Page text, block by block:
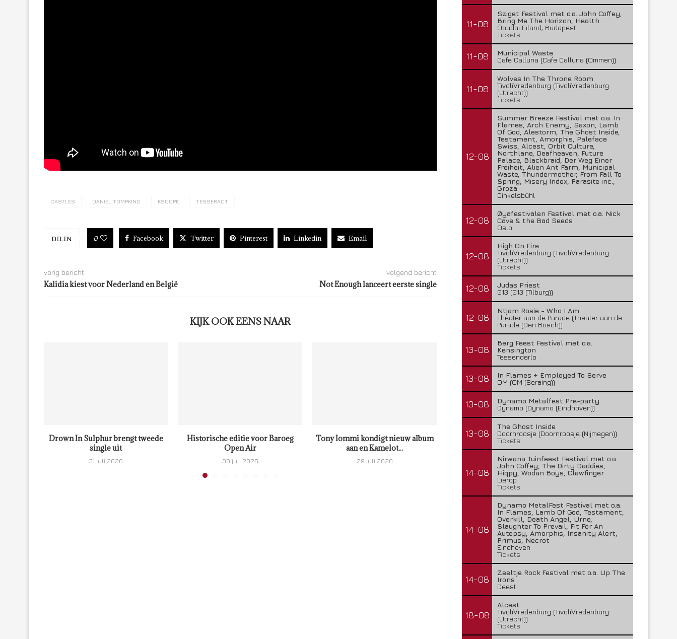
CASTLES DANIEL TOMPKIND KSCOPE TESSERACT
DELEN 0 Facebook Twitter Pinterest Linkedin Email
vorig bericht
Kalidia kiest voor Nederland en België
volgend bericht
Not Enough lanceert eerste single
KIJK OOK EENS NAAR
Drown In Sulphur brengt tweede
single uit
31 juli 2026
Historische editie voor Baroeg
Open Air
30 juli 2026
Tony Iommi kondigt nieuw album
aan en Kamelot...
29 juli 2026
Half Me, Selfmachine en Electric
Callboy presenteren nieuwe...
29 juli 2026
Temic brengt nieuwe
28 juli 2026
11-08
Sziget Festival met o.a. John Coffey,
Bring Me The Horizon, Health
Óbudai Eiland, Budapest
Tickets
11-08
Municipal Waste
Cafe Calluna (Cafe Calluna (Ommen))
11-08
Wolves In The Throne Room
TivoliVredenburg (TivoliVredenburg
(Utrecht))
Tickets
12-08
Summer Breeze Festival met o.a. In
Flames, Arch Enemy, Saxon, Lamb
Of God, Alestorm, The Ghost Inside,
Testament, Amorphis, Paleface
Swiss, Alcest, Orbit Culture,
Northlane, Deafheaven, Future
Palace, Blackbraid, Der Weg Einer
Freiheit, Alien Ant Farm, Municipal
Waste, Thundermother, From Fall To
Spring, Misery Index, Parasite inc.,
Groza
Dinkelsbühl
12-08
Øyafestivalen Festival met o.a. Nick
Cave & the Bad Seeds
Oslo
12-08
High On Fire
TivoliVredenburg (TivoliVredenburg
(Utrecht))
Tickets
12-08
Judas Priest
013 (013 (Tilburg))
12-08
Ntjam Rosie - Who I Am
Theater aan de Parade (Theater aan de
Parade (Den Bosch))
13-08
Berg Feest Festival met o.a.
Kensington
Tessenderlo
13-08
In Flames + Employed To Serve
OM (OM (Seraing))
13-08
Dynamo Metalfest Pre-party
Dynamo (Dynamo (Eindhoven))
13-08
The Ghost Inside
Doornroosje (Doornroosje (Nijmegen))
Tickets
14-08
Nirwana Tuinfeest Festival met o.a.
John Coffey, The Dirty Daddies,
Hiqpy, Wodan Boys, Clawfinger
Lierop
Tickets
14-08
Dynamo MetalFest Festival met o.a.
In Flames, Lamb Of God, Testament,
Overkill, Death Angel, Urne,
Slaughter To Prevail, Fit For An
Autopsy, Amorphis, Insanity Alert,
Primus, Necrot
Eindhoven
Tickets
14-08
Zeeltje Rock Festival met o.a. Up The
Irons
Deest
18-08
Alcest
TivoliVredenburg (TivoliVredenburg
(Utrecht))
Tickets